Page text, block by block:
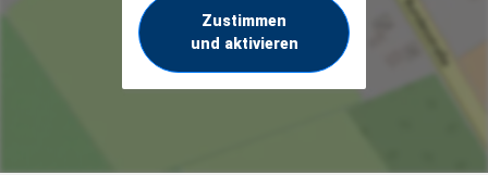
Zustimmen
und aktivieren